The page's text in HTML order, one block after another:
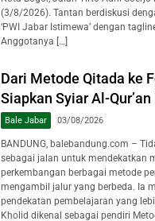
(3/8/2026). Tantan berdiskusi
‘PWI Jabar Istimewa’ dengan
Anggotanya […]
Dari Metode Qitada ke
Siapkan Syiar Al-
Bale Jabar 03/08/2026
BANDUNG, balebandung.com –
sebagai jalan untuk mendekatkan
perkembangan berbagai metode
mengambil jalur yang berbeda. Ia
pendekatan pembelajaran yang
Kholid dikenal sebagai pendiri